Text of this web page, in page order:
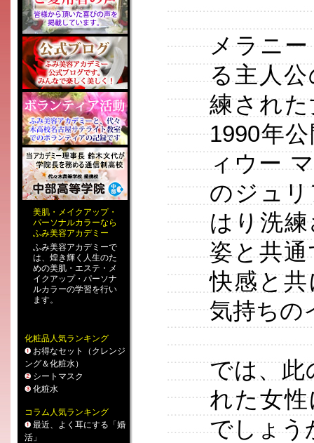
美肌 ・ メイクアップ・
パーソナルカラーなら
ふみ美容アカデミー
ふみ美容アカデミーで
は、煌き輝く人生のた
めの美肌・エステ ・ メ
イクアップ・ パーソナ
ルカラーの学習を行い
ます。
化粧品人気ランキング
お得なセット（クレンジ
ング＆化粧水）
シートマスク
化粧水
コラム人気ランキング
最近、よく耳にする「婚
活」
メラニ
る主人
練され
1990年
ィウー
のジュ
はり洗
姿と共
快感と
気持ちの
では、此
れた女
でしょう